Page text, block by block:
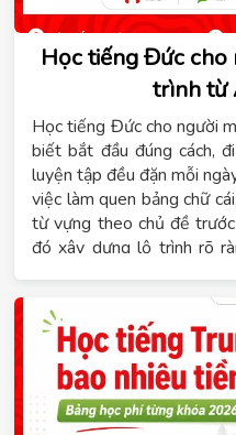
Học tiếng Đức cho
trình từ
Học tiếng Đức cho người
biết bắt đầu đúng cách,
luyện tập đều đặn mỗi
việc làm quen bảng chữ
từ vựng theo chủ đề trước
đó xây dựng lộ trình rõ
giúp bạn giải đáp tiếng
bao lâu và cách lựa
thời, Hệ thống giáo dục
nghiệm thực tế giúp bạn
những bước đầu tiên.